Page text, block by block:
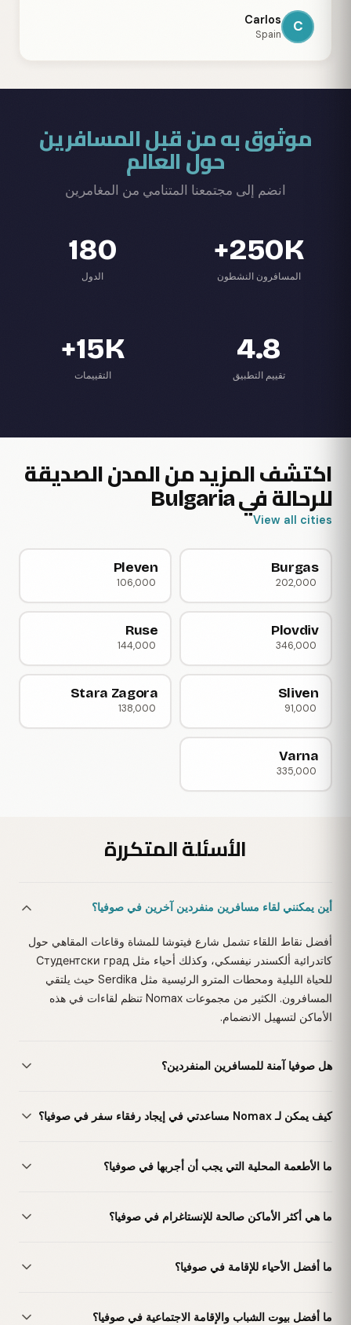
C
Carlos
Spain
موثوق به من قبل المسافرين
حول العالم
انضم إلى مجتمعنا المتنامي من المغامرين
250K+
المسافرون النشطون
180
الدول
4.8
تقييم التطبيق
15K+
التقييمات
اكتشف المزيد من المدن الصديقة
للرحالة في Bulgaria
View all cities
Burgas
202,000
Pleven
106,000
Plovdiv
346,000
Ruse
144,000
Sliven
91,000
Stara Zagora
138,000
Varna
335,000
الأسئلة المتكررة
أين يمكنني لقاء مسافرين منفردين آخرين في صوفيا؟
أفضل نقاط اللقاء تشمل شارع فيتوشا للمشاة وقاعات المقاهي حول
كاتدرائية ألكسندر نيفسكي، وكذلك أحياء مثل Студентски град
للحياة الليلية ومحطات المترو الرئيسية مثل Serdika حيث يلتقي
المسافرون. الكثير من مجموعات Nomax تنظم لقاءات في هذه
الأماكن لتسهيل الانضمام.
هل صوفيا آمنة للمسافرين المنفردين؟
كيف يمكن لـ Nomax مساعدتي في إيجاد رفقاء سفر في صوفيا؟
ما الأطعمة المحلية التي يجب أن أجربها في صوفيا؟
ما هي أكثر الأماكن صالحة للإنستاغرام في صوفيا؟
ما أفضل الأحياء للإقامة في صوفيا؟
ما أفضل بيوت الشباب والإقامة الاجتماعية في صوفيا؟